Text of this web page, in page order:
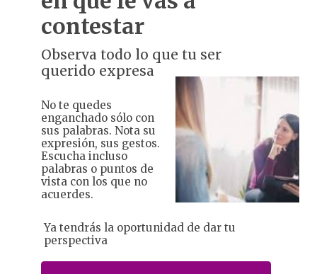
contestar
Observa todo lo que tu ser
querido expresa
No te quedes
enganchado sólo con
sus palabras. Nota su
expresión, sus gestos.
Escucha incluso
palabras o puntos de
vista con los que no
acuerdes.
Ya tendrás la oportunidad de dar tu
perspectiva